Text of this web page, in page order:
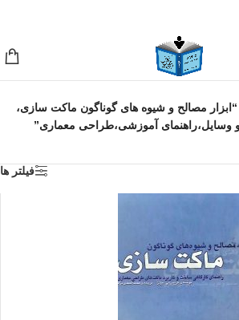
مصالح و شیوه های گوناگون ماکت سازی،
وسایل،راهنمای آموزشی،طراحی معماری”
فیلتر ها